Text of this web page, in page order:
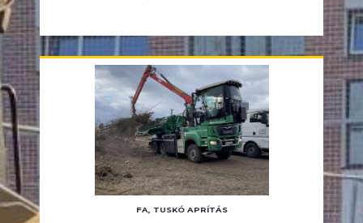
FA, TUSKÓ APRÍTÁS